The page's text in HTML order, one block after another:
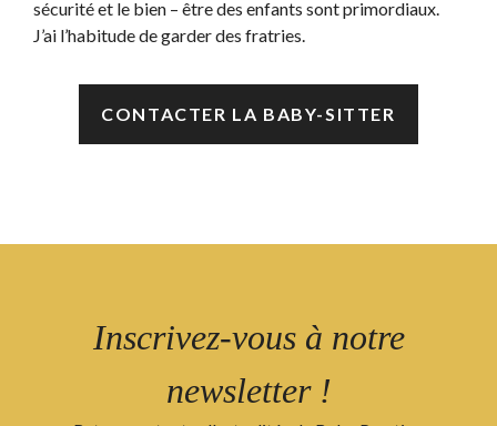
sécurité et le bien – être des enfants sont primordiaux.
J’ai l’habitude de garder des fratries.
CONTACTER LA BABY-SITTER
Inscrivez-vous à notre
newsletter !